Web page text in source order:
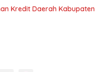
Kredit Daerah Kabupaten